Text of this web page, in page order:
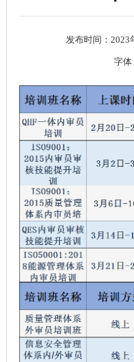
发布时间：2023
字体